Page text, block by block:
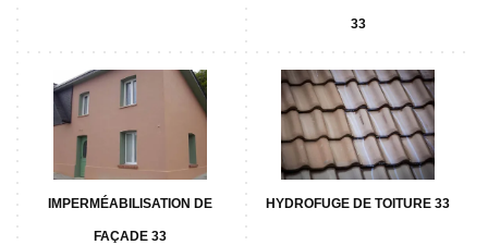
33
IMPERMÉABILISATION DE
FAÇADE 33
HYDROFUGE DE TOITURE 33